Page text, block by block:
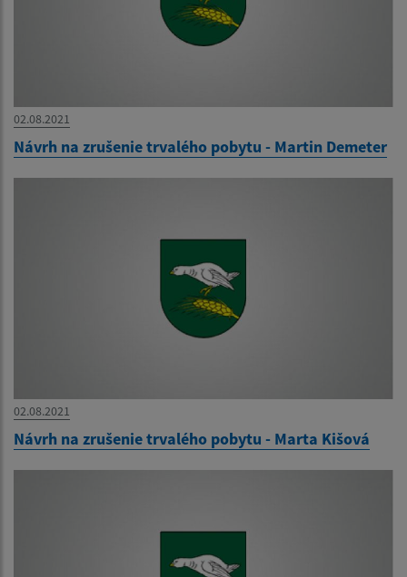
02.08.2021
Návrh na zrušenie trvalého pobytu - Martin Demeter
02.08.2021
Návrh na zrušenie trvalého pobytu - Marta Kišová